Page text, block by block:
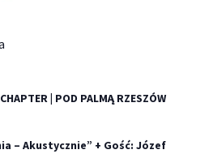
| POD PALMĄ RZESZÓW
– Akustycznie” + Gość: Józef